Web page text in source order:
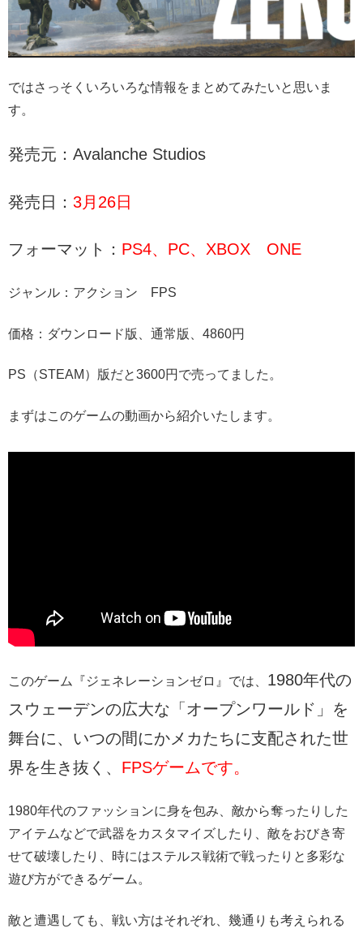
ではさっそくいろいろな情報をまとめてみたいと思いま
す。
発売元：Avalanche Studios
発売日： 3月26日
フォーマット： PS4、PC、XBOX ONE
ジャンル：アクション FPS
価格：ダウンロード版、通常版、4860円
PS（STEAM）版だと3600円で売ってました。
まずはこのゲームの動画から紹介いたします。
このゲーム『ジェネレーションゼロ』では、 1980年代の
スウェーデンの広大な「オープンワールド」を
舞台に、いつの間にかメカたちに支配された世
界を生き抜く、 FPSゲームです。
1980年代のファッションに身を包み、敵から奪ったりした
アイテムなどで武器をカスタマイズしたり、敵をおびき寄
せて破壊したり、時にはステルス戦術で戦ったりと多彩な
遊び方ができるゲーム。
敵と遭遇しても、戦い方はそれぞれ、幾通りも考えられる